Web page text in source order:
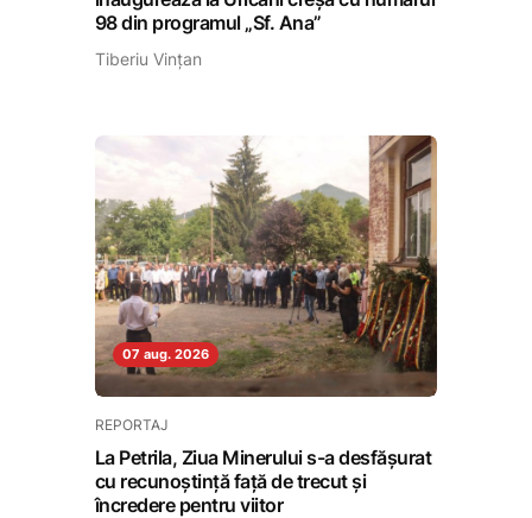
98 din programul „Sf. Ana”
Tiberiu Vințan
07 aug. 2026
REPORTAJ
La Petrila, Ziua Minerului s-a desfășurat
cu recunoștință față de trecut și
încredere pentru viitor